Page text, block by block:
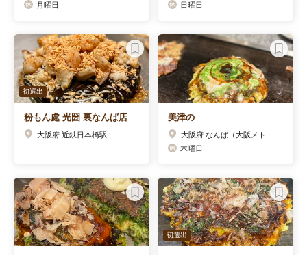
月曜日
日曜日
初選出
粉もん處 光圀 裏なんば店
大阪府 近鉄日本橋駅
美津の
木曜日
初選出